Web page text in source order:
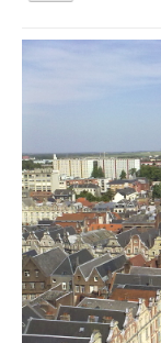
la
Vous êtes ici :
Animations et
Espace Info
Guide Nature
Centre de